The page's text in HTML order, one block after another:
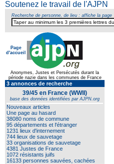
Soutenez le travail de l'AJPN
Recherche de personne, de lieu : affiche la page
Page
d'accueil
Anonymes, Justes et Persécutés durant la
période nazie dans les communes de France
3 annonces de recherche
39/45 en France (WWII)
base des données identifiées par AJPN.org
Nouveaux articles
Une page au hasard
38080 noms de commune
95 départements et l'étranger
1231 lieux d'internement
744 lieux de sauvetage
33 organisations de sauvetage
4381 Justes de France
1072 résistants juifs
16133 personnes sauvées, cachées